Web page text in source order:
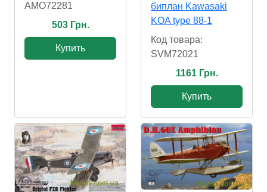
AMO72281
503 Грн.
Купить
биплан Kawasaki
KOA type 88-1
Код товара:
SVM72021
1161 Грн.
Купить